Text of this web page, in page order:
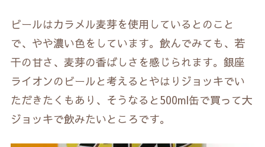
ビールはカラメル麦芽を使用しているとのこと
で、やや濃い色をしています。飲んでみても、若
干の甘さ、麦芽の香ばしさを感じられます。銀座
ライオンのビールと考えるとやはりジョッキでい
ただきたくもあり、そうなると500ml缶で買って大
ジョッキで飲みたいところです。